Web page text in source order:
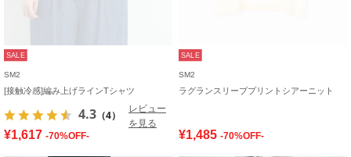
SALE
SM2
[接触冷感]編み上げラインTシャツ
4.3 （4）
レビュー
を見る
¥1,617 -70%OFF-
SALE
SM2
ラグランスリーブプリントシアーニット
¥1,485 -70%OFF-